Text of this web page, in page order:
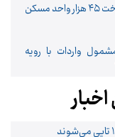
آماده سازی زمین برای ساخت ۴۵ هزار واحد مسکن
واردات با رویه